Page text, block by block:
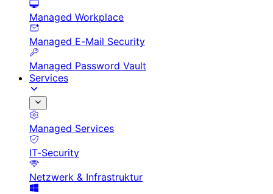
Managed Workplace
Managed E-Mail Security
Managed Password Vault
Services
Managed Services
IT-Security
Netzwerk & Infrastruktur